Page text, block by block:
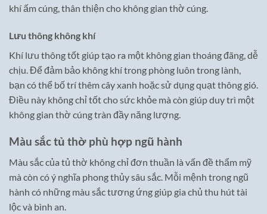
khí ấm cúng, thân thiện cho không gian thờ cúng.
Lưu thông không khí
Khí lưu thông tốt giúp tạo ra một không gian thoáng đãng, dễ
chịu. Để đảm bảo không khí trong phòng luôn trong lành,
bạn có thể bố trí thêm cây xanh hoặc sử dụng quạt thông gió.
Điều này không chỉ tốt cho sức khỏe mà còn giúp duy trì một
không gian thờ cúng tràn đầy năng lượng.
Màu sắc tủ thờ phù hợp ngũ hành
Màu sắc của tủ thờ không chỉ đơn thuần là vấn đề thẩm mỹ
mà còn có ý nghĩa phong thủy sâu sắc. Mỗi mệnh trong ngũ
hành có những màu sắc tương ứng giúp gia chủ thu hút tài
lộc và bình an.